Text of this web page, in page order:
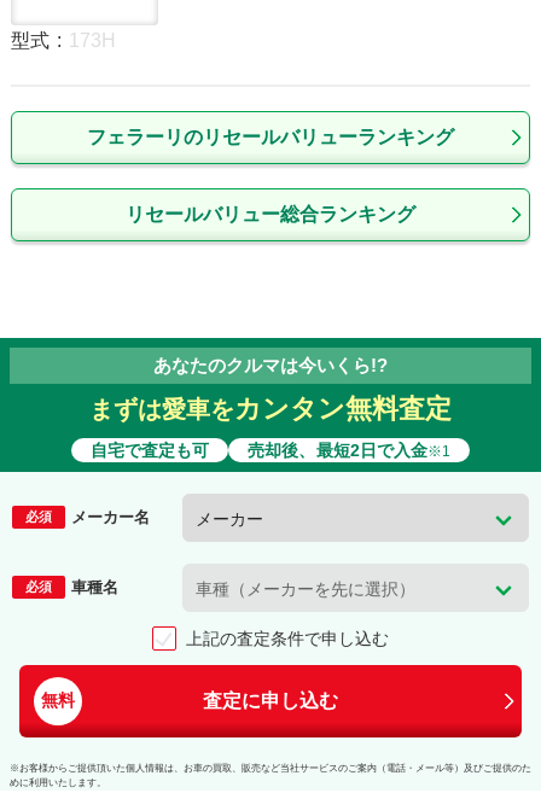
型式 : 173H
フェラーリのリセールバリューランキング
リセールバリュー総合ランキング
あなたのクルマは今いくら!?
まずは愛車をカンタン無料査定
自宅で査定も可 売却後、最短2日で入金※1
必須 メーカー名
必須 車種名
上記の査定条件で申し込む
無料 査定に申し込む
※お客様からご提供頂いた個人情報は、お車の買取、販売など当社サービスのご案内（電話・メール等）及びご提供のた
めに利用いたします。